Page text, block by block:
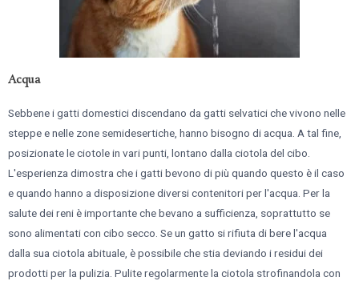
Acqua
Sebbene i gatti domestici discendano da gatti selvatici che vivono nelle
steppe e nelle zone semidesertiche, hanno bisogno di acqua. A tal fine,
posizionate le ciotole in vari punti, lontano dalla ciotola del cibo.
L'esperienza dimostra che i gatti bevono di più quando questo è il caso
e quando hanno a disposizione diversi contenitori per l'acqua. Per la
salute dei reni è importante che bevano a sufficienza, soprattutto se
sono alimentati con cibo secco. Se un gatto si rifiuta di bere l'acqua
dalla sua ciotola abituale, è possibile che stia deviando i residui dei
prodotti per la pulizia. Pulite regolarmente la ciotola strofinandola con